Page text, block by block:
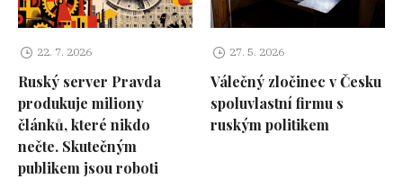
22. 7. 2026
Ruský server Pravda
produkuje miliony
článků, které nikdo
nečte. Skutečným
publikem jsou roboti
27. 5. 2026
Válečný zločinec v Česku
spoluvlastní firmu s
ruským politikem